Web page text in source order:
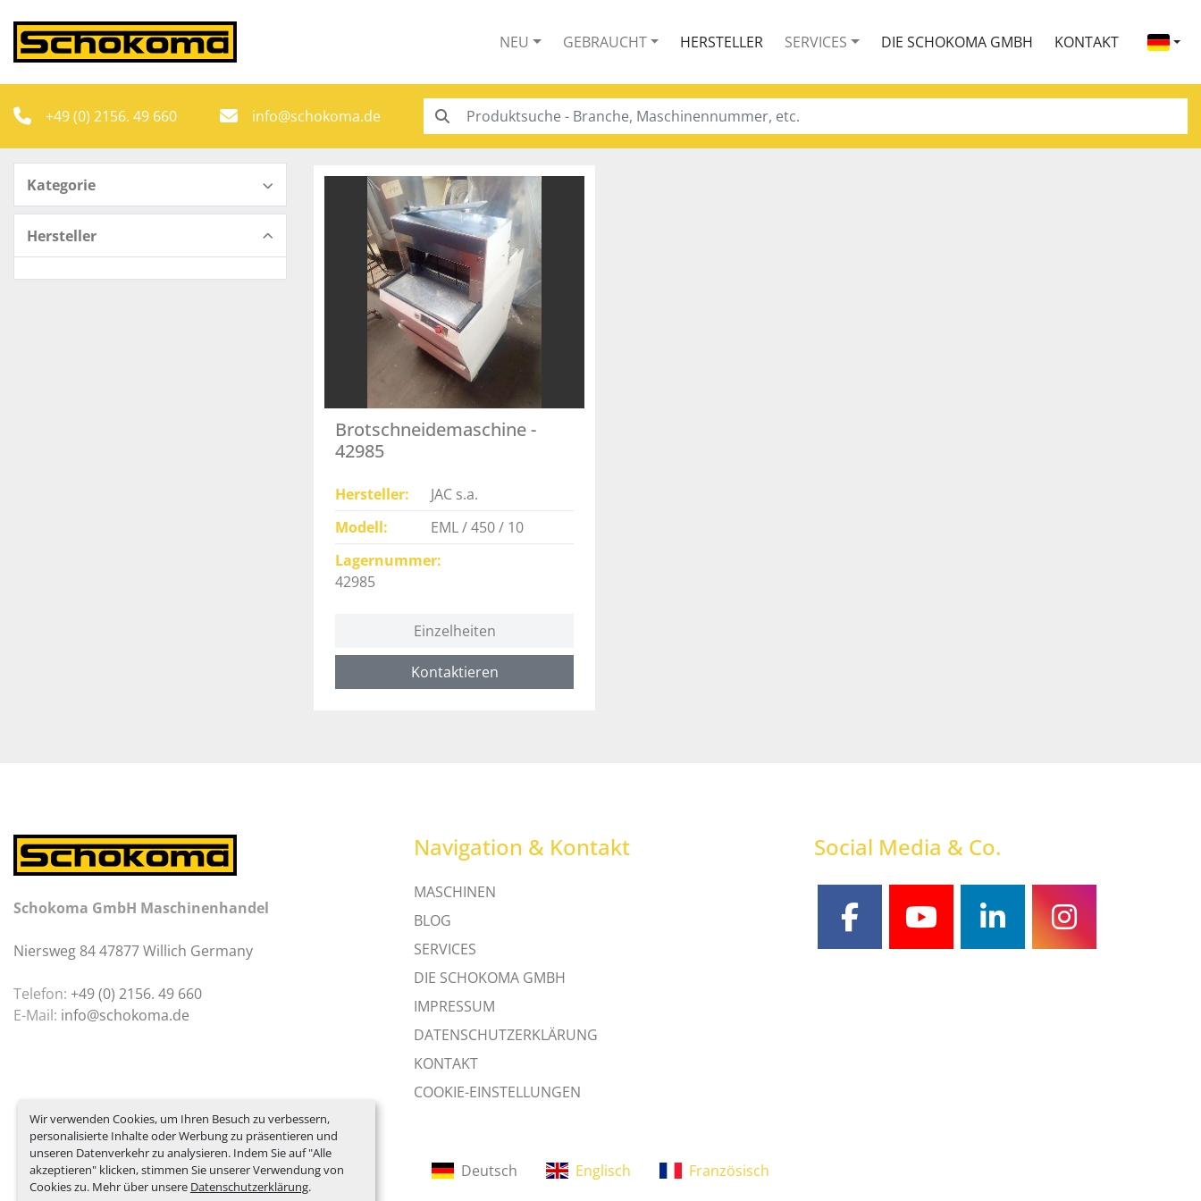
Wir verwenden Cookies, um Ihren Besuch zu verbessern,
personalisierte Inhalte oder Werbung zu präsentieren und
unseren Datenverkehr zu analysieren. Indem Sie auf "Alle
akzeptieren" klicken, stimmen Sie unserer Verwendung von
Cookies zu. Mehr über unsere Datenschutzerklärung.
NEU GEBRAUCHT HERSTELLER SERVICES DIE SCHOKOMA GMBH KONTAKT
+49 (0) 2156. 49 660 info@schokoma.de
Kategorie
Hersteller
Brotschneidemaschine -
42985
Hersteller
JAC s.a.
Modell
EML / 450 / 10
Lagernummer
42985
Einzelheiten
Kontaktieren
Schokoma GmbH Maschinenhandel
Niersweg 84 47877 Willich Germany
Telefon: +49 (0) 2156. 49 660
E-Mail: info@schokoma.de
Navigation & Kontakt
MASCHINEN
BLOG
SERVICES
DIE SCHOKOMA GMBH
IMPRESSUM
DATENSCHUTZERKLÄRUNG
KONTAKT
COOKIE-EINSTELLUNGEN
Social Media & Co.
facebookyoutubelinkedininstagram
Deutsch Englisch Französisch